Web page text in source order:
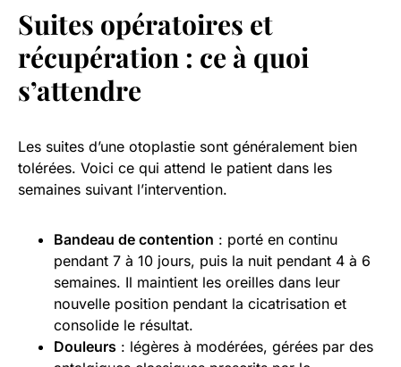
Suites opératoires et
récupération : ce à quoi
s’attendre
Les suites d’une otoplastie sont généralement bien
tolérées. Voici ce qui attend le patient dans les
semaines suivant l’intervention.
Bandeau de contention : porté en continu
pendant 7 à 10 jours, puis la nuit pendant 4 à 6
semaines. Il maintient les oreilles dans leur
nouvelle position pendant la cicatrisation et
consolide le résultat.
Douleurs : légères à modérées, gérées par des